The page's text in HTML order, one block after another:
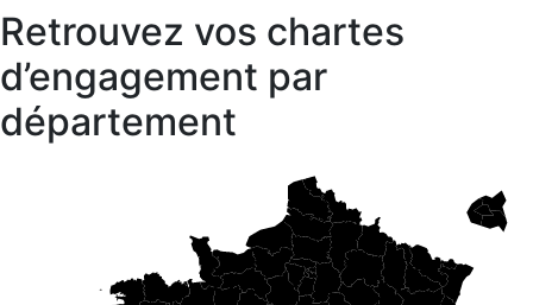
Retrouvez vos chartes
d’engagement par
département